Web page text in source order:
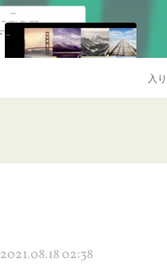
入
2021.08.18 02:38